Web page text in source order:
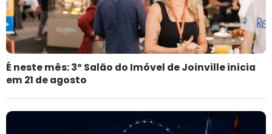
É neste mês: 3º Salão do Imóvel de Joinville inicia
em 21 de agosto